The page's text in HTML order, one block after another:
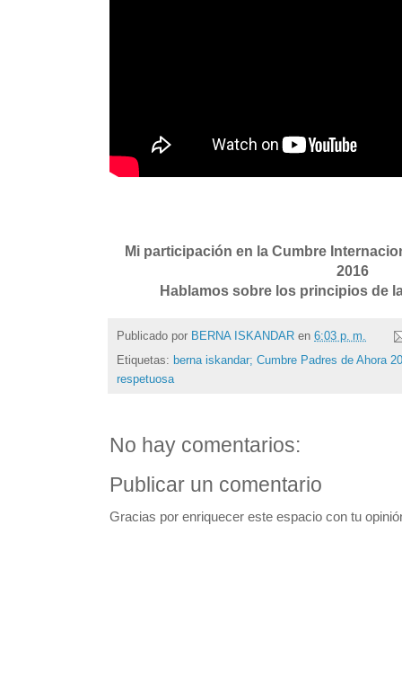
Mi participación en la Cumbre
2016
Hablamos sobre los principios de
Publicado por BERNA ISKANDAR en 6:03 p. m.
Etiquetas: berna iskandar; Cumbre Padres de Ahora
respetuosa
No hay comentarios:
Publicar un comentario
Gracias por enriquecer este espacio con tu